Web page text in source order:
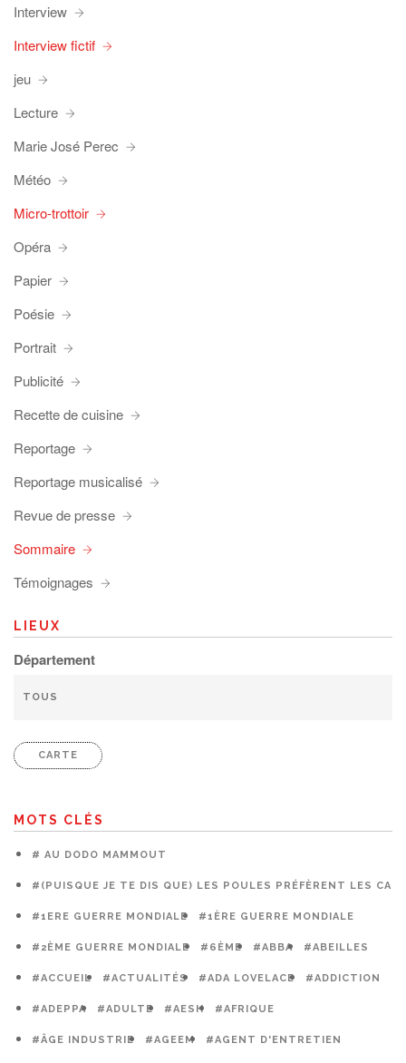
Interview
Interview fictif
jeu
Lecture
Marie José Perec
Météo
Micro-trottoir
Opéra
Papier
Poésie
Portrait
Publicité
Recette de cuisine
Reportage
Reportage musicalisé
Revue de presse
Sommaire
Témoignages
LIEUX
Département
CARTE
MOTS CLÉS
# AU DODO MAMMOUT
#(PUISQUE JE TE DIS QUE) LES POULES PRÉFÈRENT LES
#1ERE GUERRE MONDIALE #1ÈRE GUERRE MONDIALE
#2ÈME GUERRE MONDIALE #6ÈME #ABBA #ABEILLES
#ACCUEIL #ACTUALITÉS #ADA LOVELACE #ADDICTION
#ADEPPA #ADULTE #AESH #AFRIQUE
#ÂGE INDUSTRIE #AGEEM #AGENT D'ENTRETIEN